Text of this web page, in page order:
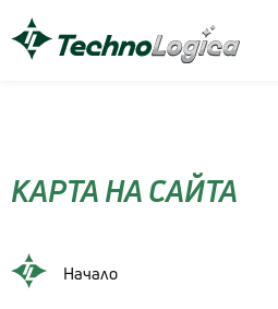
КАРТА НА САЙТА
Начало